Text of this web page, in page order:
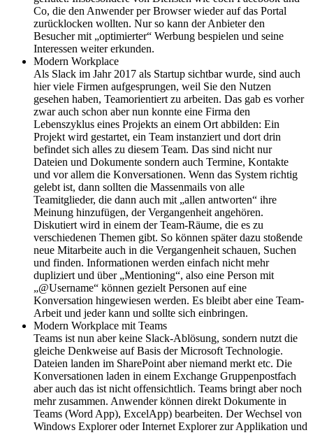
Co, die den Anwender per Browser wieder auf das Portal
zurücklocken wollten. Nur so kann der Anbieter den
Besucher mit „optimierter“ Werbung bespielen und seine
Interessen weiter erkunden.
Modern Workplace
Als Slack im Jahr 2017 als Startup sichtbar wurde, sind auch
hier viele Firmen aufgesprungen, weil Sie den Nutzen
gesehen haben, Teamorientiert zu arbeiten. Das gab es vorher
zwar auch schon aber nun konnte eine Firma den
Lebenszyklus eines Projekts an einem Ort abbilden: Ein
Projekt wird gestartet, ein Team instanziert und dort drin
befindet sich alles zu diesem Team. Das sind nicht nur
Dateien und Dokumente sondern auch Termine, Kontakte
und vor allem die Konversationen. Wenn das System richtig
gelebt ist, dann sollten die Massenmails von alle
Teamitglieder, die dann auch mit „allen antworten“ ihre
Meinung hinzufügen, der Vergangenheit angehören.
Diskutiert wird in einem der Team-Räume, die es zu
verschiedenen Themen gibt. So können später dazu stoßende
neue Mitarbeite auch in die Vergangenheit schauen, Suchen
und finden. Informationen werden einfach nicht mehr
dupliziert und über „Mentioning“, also eine Person mit
„@Username“ können gezielt Personen auf eine
Konversation hingewiesen werden. Es bleibt aber eine Team-
Arbeit und jeder kann und sollte sich einbringen.
Modern Workplace mit Teams
Teams ist nun aber keine Slack-Ablösung, sondern nutzt die
gleiche Denkweise auf Basis der Microsoft Technologie.
Dateien landen im SharePoint aber niemand merkt etc. Die
Konversationen laden in einem Exchange Gruppenpostfach
aber auch das ist nicht offensichtlich. Teams bringt aber noch
mehr zusammen. Anwender können direkt Dokumente in
Teams (Word App), ExcelApp) bearbeiten. Der Wechsel von
Windows Explorer oder Internet Explorer zur Applikation und